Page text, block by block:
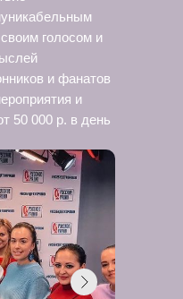
голосом и
и фанатов
и
50 000 р. в день